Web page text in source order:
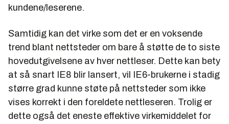
kundene/leserene.
Samtidig kan det virke som det er en voksende
trend blant nettsteder om bare å støtte de to siste
hovedutgivelsene av hver nettleser. Dette kan bety
at så snart IE8 blir lansert, vil IE6-brukerne i stadig
større grad kunne støte på nettsteder som ikke
vises korrekt i den foreldete nettleseren. Trolig er
dette også det eneste effektive virkemiddelet for